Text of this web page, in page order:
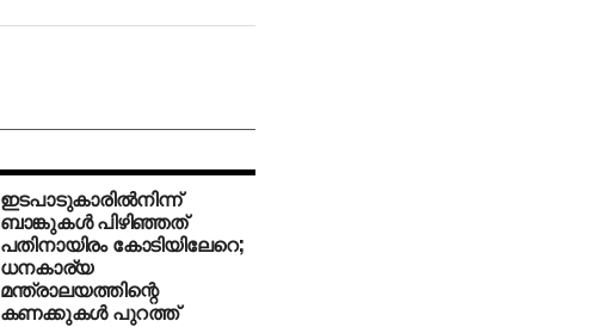
ഇടപാടുകാരില്‍നിന്ന്
ബാങ്കുകള്‍ പിഴിഞ്ഞത്
പതിനായിരം കോടിയിലേറെ;
ധനകാര്യ
മന്ത്രാലയത്തിന്റെ
കണക്കുകള്‍ പുറത്ത്